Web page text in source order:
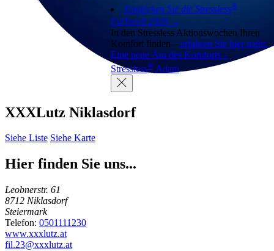
Entdecken Sie die Stressless®
Farbwelt 2026 →
In den Stressless Aktionswochen Ihren
Komfort finden – erfahren Sie hier mehr.
Eine neue Ära des Komforts –
Stressless®Adam
XXXLutz Niklasdorf
Siehe Liste Siehe Karte
Hier finden Sie uns...
Leobnerstr. 61
8712 Niklasdorf
Steiermark
Telefon: 0501111230
www.xxxlutz.at
fil.23@xxxlutz.at